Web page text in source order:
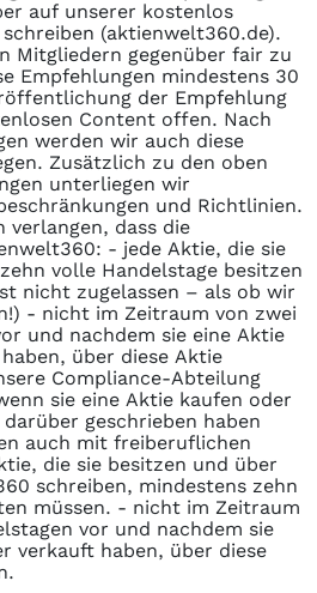
auf unserer kostenlos
(aktienwelt360.de).
Mitgliedern gegenüber fair zu
Empfehlungen mindestens 30
der Empfehlung
Content offen. Nach
werden wir auch diese
Zusätzlich zu den oben
unterliegen wir
und Richtlinien.
verlangen, dass die
- jede Aktie, die sie
volle Handelstage besitzen
nicht zugelassen – als ob wir
- nicht im Zeitraum von zwei
und nachdem sie eine Aktie
über diese Aktie
Compliance-Abteilung
sie eine Aktie kaufen oder
geschrieben haben
auch mit freiberuflichen
die sie besitzen und über
schreiben, mindestens zehn
müssen. - nicht im Zeitraum
vor und nachdem sie
verkauft haben, über diese